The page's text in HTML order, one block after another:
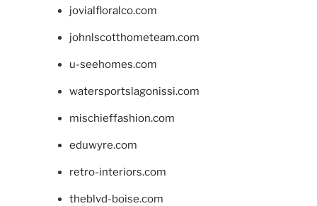
jovialfloralco.com
johnlscotthometeam.com
u-seehomes.com
watersportslagonissi.com
mischieffashion.com
eduwyre.com
retro-interiors.com
theblvd-boise.com